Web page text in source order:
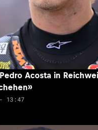
Acosta in
13:47